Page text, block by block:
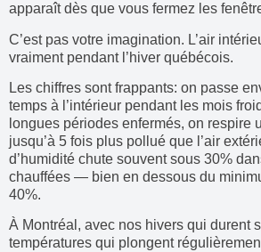
apparaît dès que vous fermez les
C’est pas votre imagination. L’air
vraiment pendant l’hiver québécois.
Les chiffres sont frappants: on passe
temps à l’intérieur pendant les mois
longues périodes enfermés, on respire
jusqu’à 5 fois plus pollué que l’air
d’humidité chute souvent sous 30%
chauffées — bien en dessous du
40%.
À Montréal, avec nos hivers qui durent
températures qui plongent